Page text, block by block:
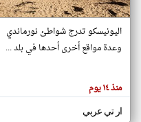
هنا عن
وجهة
كاتبيها.
اليونيسكو تدرج شواطئ نورماندي
وعدة مواقع أخرى أحدها في بلد ...
منذ ١٤ يوم
ار تي عربي